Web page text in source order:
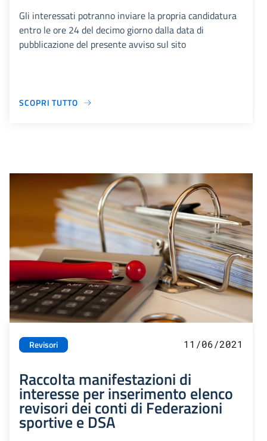
Gli interessati potranno inviare la propria candidatura
entro le ore 24 del decimo giorno dalla data di
pubblicazione del presente avviso sul sito
SCOPRI TUTTO
Revisori 11/06/2021
Raccolta manifestazioni di
interesse per inserimento elenco
revisori dei conti di Federazioni
sportive e DSA